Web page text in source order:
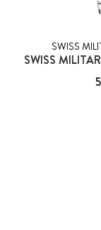
SWISS
SWISS
Pris